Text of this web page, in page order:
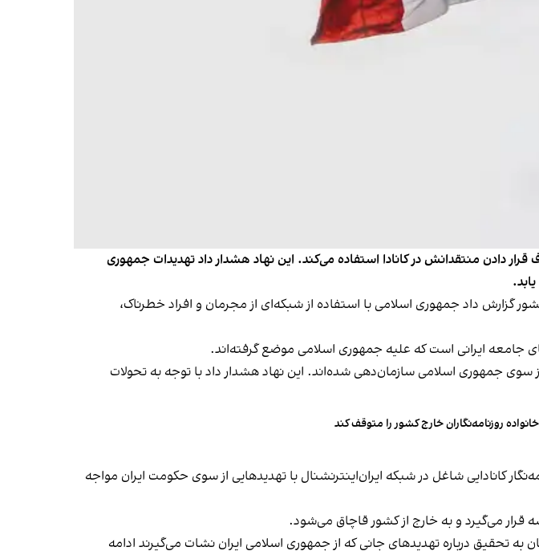
دادن منتقدانش در کانادا استفاده می‌کند. این نهاد هشدار داد تهدیدات جمهوری
اطلاعات امنیتی این کشور گزارش داد جمهوری اسلامی با استفاده از شبکه‌ای از مجرمان و افراد خطرناک،
جامعه ایرانی است که علیه جمهوری اسلامی موضع گرفته‌اند.
سوی جمهوری اسلامی سازمان‌دهی شده‌اند. این نهاد هشدار داد با توجه به تحولات
روزنامه‌نگاران خارج کشور را متوقف کند
کانادایی شاغل در شبکه ایران‌اینترنشنال با تهدیدهایی از سوی حکومت ایران مواجه
قرار می‌گیرد و به خارج از کشور قاچاق می‌شود.
به تحقیق درباره تهدیدهای جانی که از جمهوری اسلامی ایران نشات می‌گیرند ادامه